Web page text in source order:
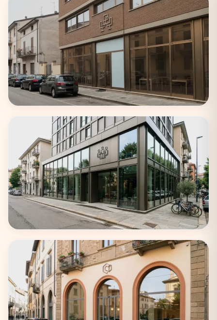
Milano
75 coworking
Roma
62 coworking
Torino
33 coworking